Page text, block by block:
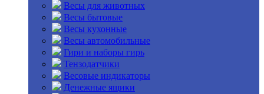
Весы для животных
Весы бытовые
Весы кухонные
Весы автомобильные
Гири и наборы гирь
Тензодатчики
Весовые индикаторы
Денежные ящики